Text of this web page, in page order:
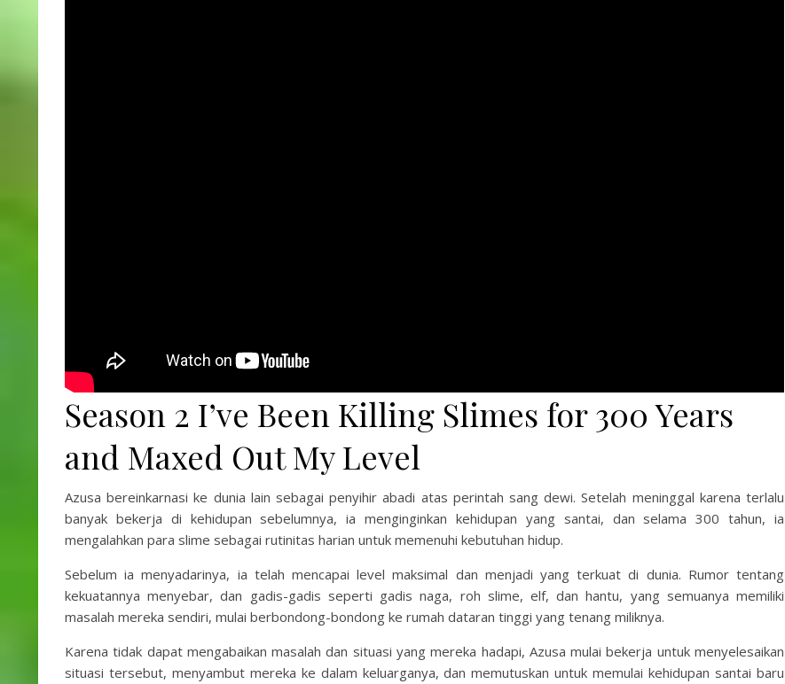
Season 2 I’ve Been Killing Slimes for 300 Years
and Maxed Out My Level
Azusa bereinkarnasi ke dunia lain sebagai penyihir abadi atas perintah sang dewi. Setelah meninggal karena terlalu
banyak bekerja di kehidupan sebelumnya, ia menginginkan kehidupan yang santai, dan selama 300 tahun, ia
mengalahkan para slime sebagai rutinitas harian untuk memenuhi kebutuhan hidup.
Sebelum ia menyadarinya, ia telah mencapai level maksimal dan menjadi yang terkuat di dunia. Rumor tentang
kekuatannya menyebar, dan gadis-gadis seperti gadis naga, roh slime, elf, dan hantu, yang semuanya memiliki
masalah mereka sendiri, mulai berbondong-bondong ke rumah dataran tinggi yang tenang miliknya.
Karena tidak dapat mengabaikan masalah dan situasi yang mereka hadapi, Azusa mulai bekerja untuk menyelesaikan
situasi tersebut, menyambut mereka ke dalam keluarganya, dan memutuskan untuk memulai kehidupan santai baru